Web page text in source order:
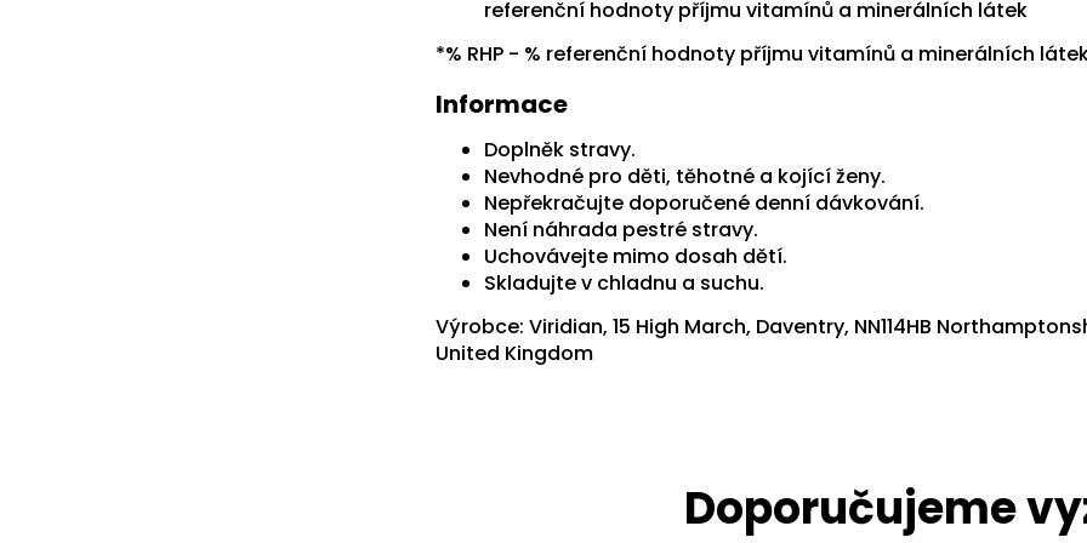
referenční hodnoty příjmu vitamínů a minerálních látek
*% RHP - % referenční hodnoty příjmu vitamínů a minerálních
Informace
Doplněk stravy.
Nevhodné pro děti, těhotné a kojící ženy.
Nepřekračujte doporučené denní dávkování.
Není náhrada pestré stravy.
Uchovávejte mimo dosah dětí.
Skladujte v chladnu a suchu.
Výrobce: Viridian, 15 High March, Daventry, NN114HB
United Kingdom